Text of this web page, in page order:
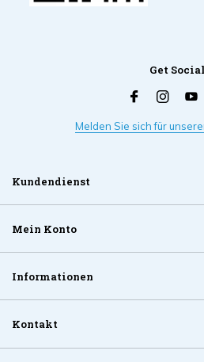
Get Social
Melden Sie sich für
Kundendienst
Mein Konto
Informationen
Kontakt